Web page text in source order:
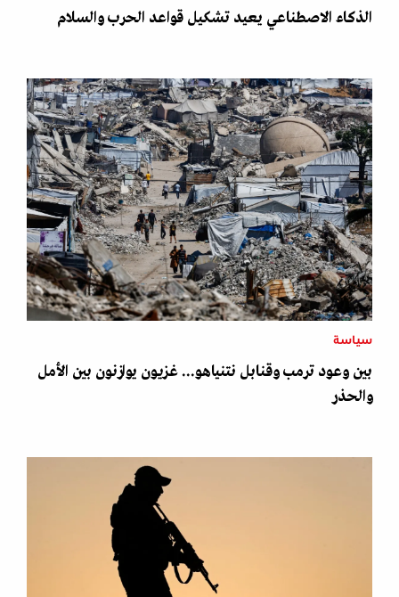
الذكاء الاصطناعي يعيد تشكيل قواعد الحرب والسلام
سياسة
بين وعود ترمب وقنابل نتنياهو... غزيون يوازنون بين الأمل
والحذر